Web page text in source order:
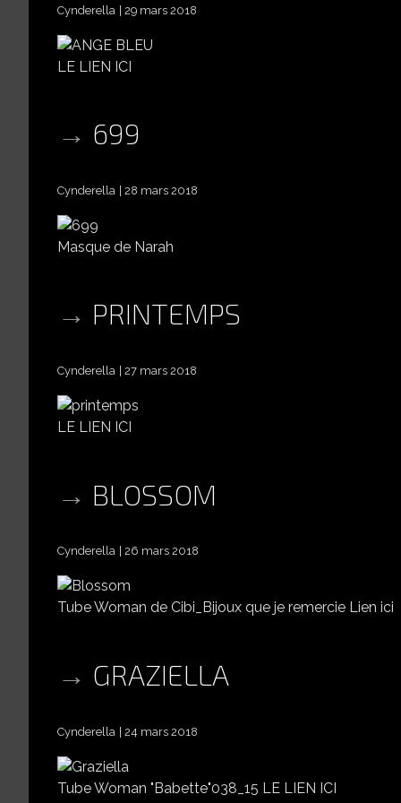
Cynderella 29 mars 2018
LE LIEN ICI
699
Cynderella 28 mars 2018
Masque de Narah
PRINTEMPS
Cynderella 27 mars 2018
LE LIEN ICI
BLOSSOM
Cynderella 26 mars 2018
Tube Woman de Cibi_Bijoux que je remercie Lien ici
GRAZIELLA
Cynderella 24 mars 2018
Tube Woman "Babette"038_15 LE LIEN ICI